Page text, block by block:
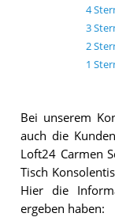
4
3
2
1
Bei unserem
auch die
Loft24 Carmen
Tisch
Hier die
ergeben haben: